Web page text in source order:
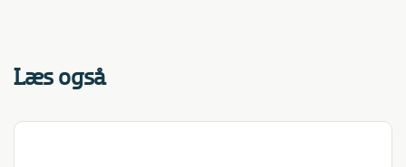
Læs også